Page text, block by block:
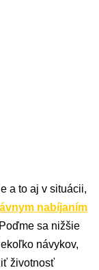
a to aj v situácii,
nabíjaním
sa nižšie
návykov,
životnosť